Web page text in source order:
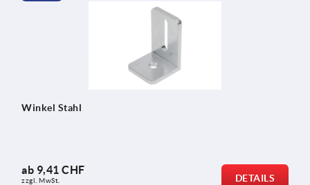
Winkel Stahl
ab 9,41 CHF
zzgl. MwSt.
DETAILS